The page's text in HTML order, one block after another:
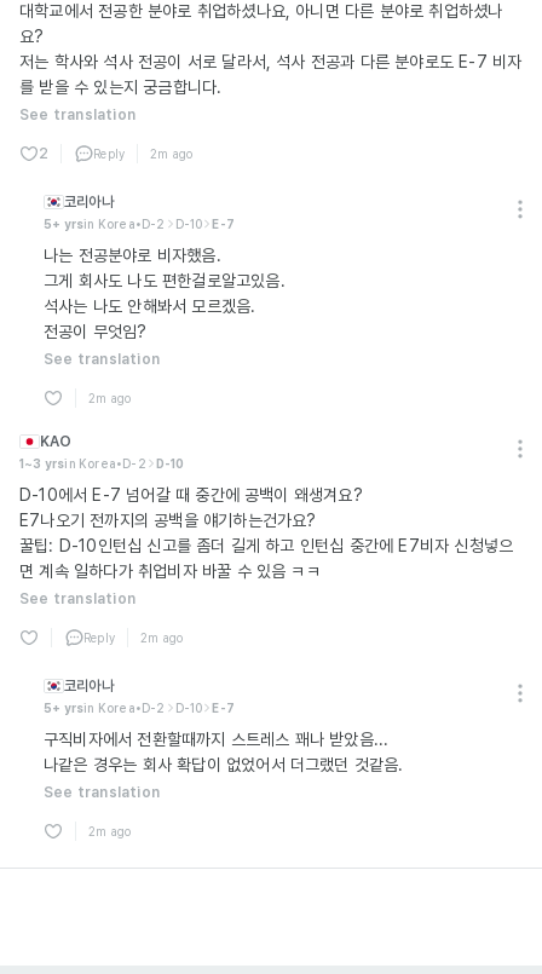
대학교에서 전공한 분야로 취업하셨나요, 아니면 다른 분야로 취업하셨나
요?
저는 학사와 석사 전공이 서로 달라서, 석사 전공과 다른 분야로도 E-7 비자
를 받을 수 있는지 궁금합니다.
See translation
2 Reply 2m ago
코리아나
5+ yrsin Korea•D-2 D-10 E-7
나는 전공분야로 비자했음.
그게 회사도 나도 편한걸로알고있음.
석사는 나도 안해봐서 모르겠음.
전공이 무엇임?
See translation
2m ago
KAO
1~3 yrsin Korea•D-2 D-10
D-10에서 E-7 넘어갈 때 중간에 공백이 왜생겨요?
E7나오기 전까지의 공백을 얘기하는건가요?
꿀팁: D-10인턴십 신고를 좀더 길게 하고 인턴십 중간에 E7비자 신청넣으
면 계속 일하다가 취업비자 바꿀 수 있음 ㅋㅋ
See translation
Reply 2m ago
코리아나
5+ yrsin Korea•D-2 D-10 E-7
구직비자에서 전환할때까지 스트레스 꽤나 받았음...
나같은 경우는 회사 확답이 없었어서 더그랬던 것같음.
See translation
2m ago